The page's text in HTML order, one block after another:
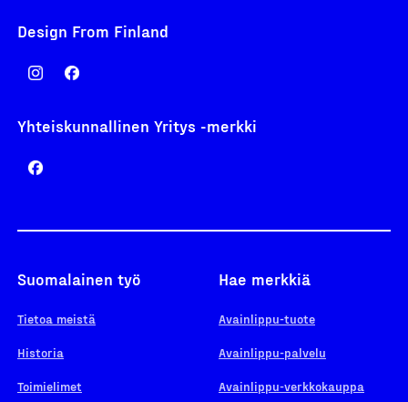
Design From Finland
Yhteiskunnallinen Yritys -merkki
Suomalainen työ
Tietoa meistä
Historia
Toimielimet
Hae merkkiä
Avainlippu-tuote
Avainlippu-palvelu
Avainlippu-verkkokauppa